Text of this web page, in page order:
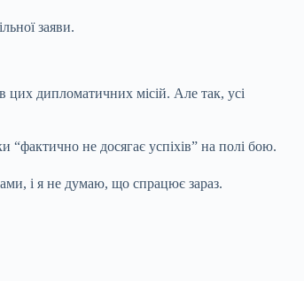
заяви.
цих дипломатичних місій. Але так, усі
“фактично не досягає успіхів” на полі бою.
і я не думаю, що спрацює зараз.